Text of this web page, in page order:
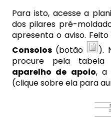
Para isto, acesse a
dos pilares pré-
apresenta o aviso. Feito
Consolos (botão
).
procure pela tabela
aparelho de apoio, a
(clique sobre ela para